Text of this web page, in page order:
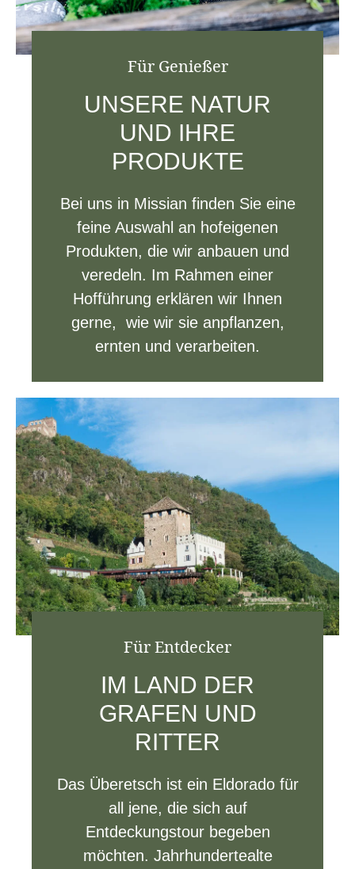
Für Genießer
UNSERE NATUR
UND IHRE
PRODUKTE
Bei uns in Missian finden Sie eine
feine Auswahl an hofeigenen
Produkten, die wir anbauen und
veredeln. Im Rahmen einer
Hofführung erklären wir Ihnen
gerne, wie wir sie anpflanzen,
ernten und verarbeiten.
Für Entdecker
IM LAND DER
GRAFEN UND
RITTER
Das Überetsch ist ein Eldorado für
all jene, die sich auf
Entdeckungstour begeben
möchten. Jahrhundertealte